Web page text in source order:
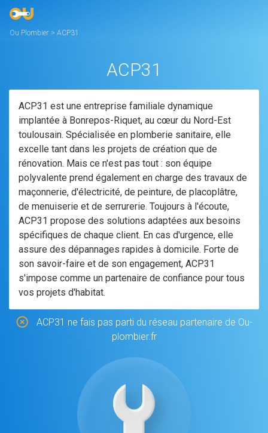
Ou Plombier > ACP31
ACP31
ACP31 est une entreprise familiale dynamique
implantée à Bonrepos-Riquet, au cœur du Nord-Est
toulousain. Spécialisée en plomberie sanitaire, elle
excelle tant dans les projets de création que de
rénovation. Mais ce n'est pas tout : son équipe
polyvalente prend également en charge des travaux de
maçonnerie, d'électricité, de peinture, de placoplâtre,
de menuiserie et de serrurerie. Toujours à l'écoute,
ACP31 propose des solutions adaptées aux besoins
spécifiques de chaque client. En cas d'urgence, elle
assure des dépannages rapides à domicile. Forte de
son savoir-faire et de son engagement, ACP31
s'impose comme un partenaire de confiance pour tous
vos projets d'habitat.
ACP31 ne fais pas parti du réseau partenaire de Ou-
plombier.fr